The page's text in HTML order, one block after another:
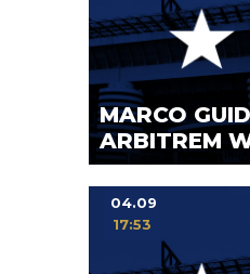
MARCO
ARBITREM
04.09
17:53